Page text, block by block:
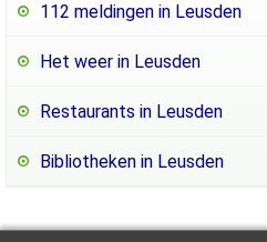
112 meldingen in Leusden
Het weer in Leusden
Restaurants in Leusden
Bibliotheken in Leusden